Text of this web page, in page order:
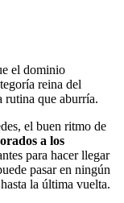
el dominio
reina del
rutina que aburría.
el buen ritmo de
a los
para hacer llegar
pasar en ningún
la última vuelta.